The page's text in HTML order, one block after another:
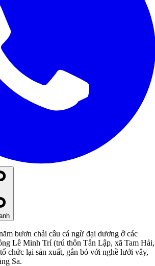
bươn chải câu cá ngừ đại dương ở các
Lê Minh Trí (trú thôn Tân Lập, xã Tam Hải,
chức lại sản xuất, gắn bó với nghề lưới vây,
Sa.